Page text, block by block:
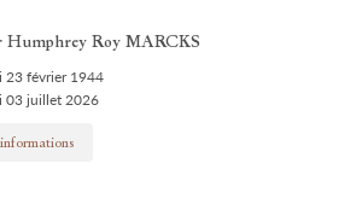
Humphrey Roy MARCKS
23 février 1944
03 juillet 2026